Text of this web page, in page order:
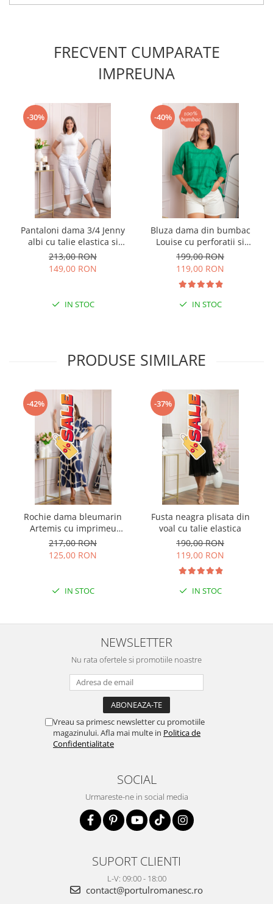
FRECVENT CUMPARATE
IMPREUNA
-30%
Pantaloni dama 3/4 Jenny
albi cu talie elastica si
fermoare decorative
213,00 RON
149,00 RON
IN STOC
-40%
Bluza dama din bumbac
Louise cu perforatii si
buzunar - Verde
199,00 RON
119,00 RON
IN STOC
PRODUSE SIMILARE
-42%
Rochie dama bleumarin
Artemis cu imprimeu
abstract si cordon in talie
217,00 RON
125,00 RON
IN STOC
-37%
Fusta neagra plisata din
voal cu talie elastica
190,00 RON
119,00 RON
IN STOC
NEWSLETTER
Nu rata ofertele si promotiile noastre
Vreau sa primesc newsletter cu promotiile
magazinului. Afla mai multe in Politica de
Confidentialitate
SOCIAL
Urmareste-ne in social media
SUPORT CLIENTI
L-V: 09:00 - 18:00
contact@portulromanesc.ro